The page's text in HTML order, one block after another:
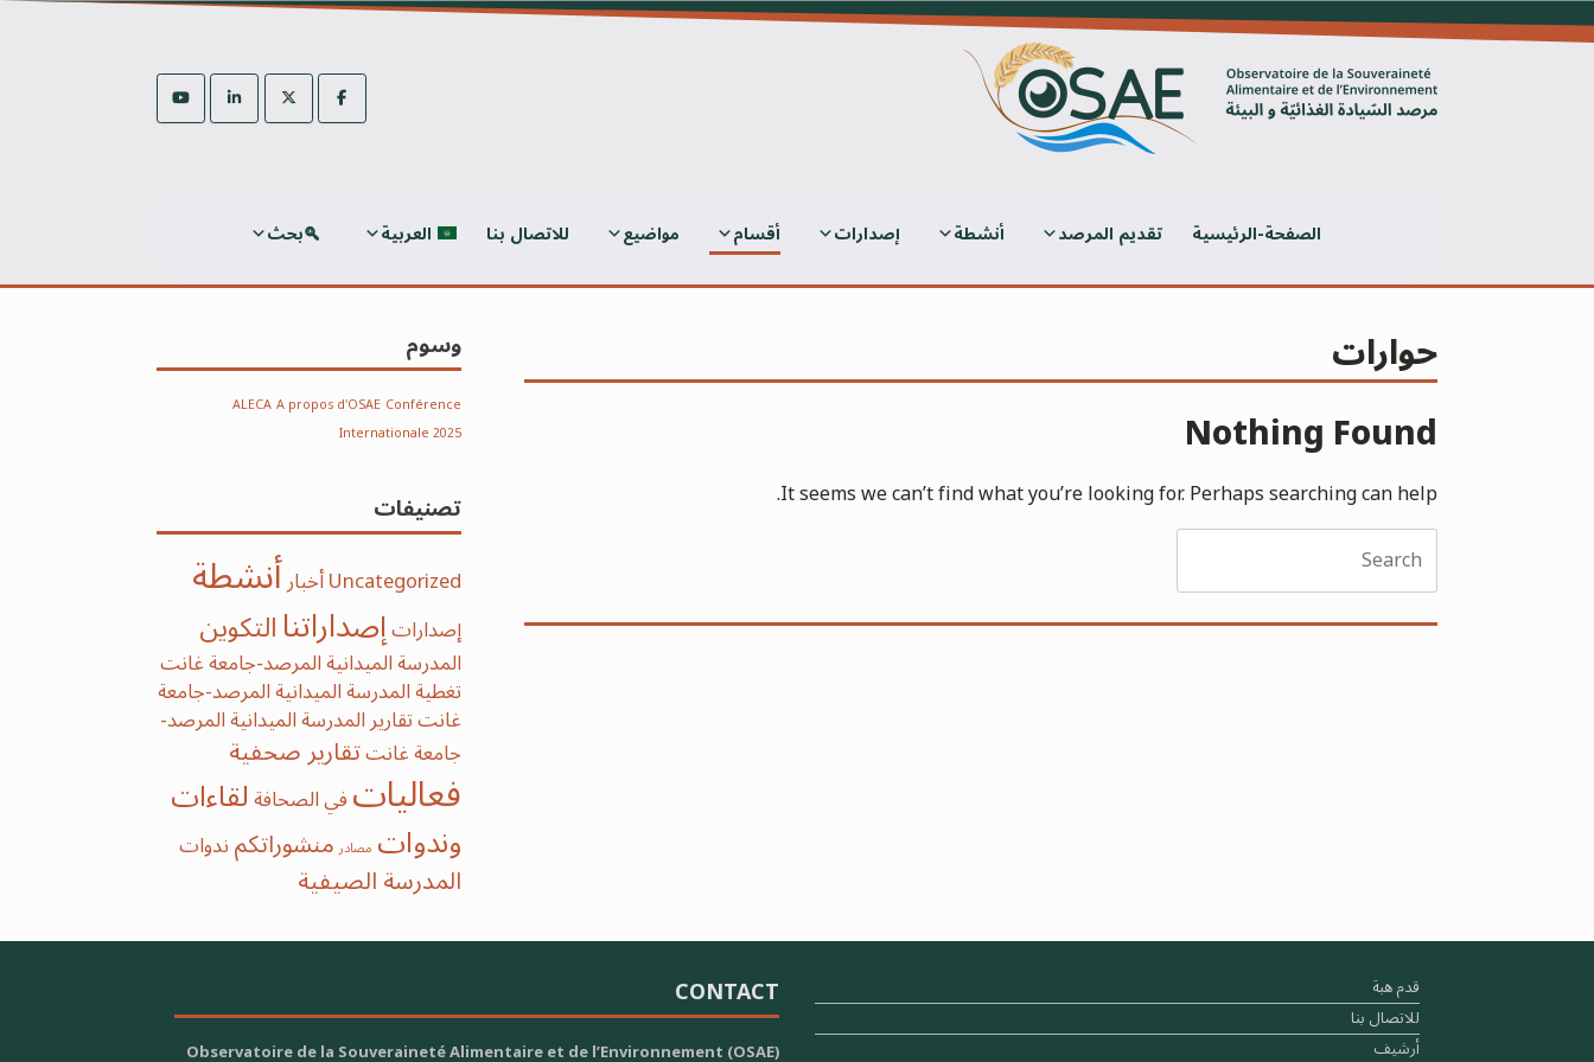
Skip
to
الصفحة-الرئيسية تقديم المرصد أنشطة إصدارات أقسام مواضيع للاتصال بنا العربية بحث
حوارات
Nothing Found
It seems we can’t find what you’re looking for. Perhaps searching can help.
Search
for:
وسوم
ALECAA propos d'OSAE Conférence
Internationale 2025
تصنيفات
Uncategorizedأخبارأنشطة
إصداراتإصداراتناالتكوين
المدرسة الميدانية المرصد-جامعة غانت
تغطية المدرسة الميدانية المرصد-جامعة
غانتتقارير المدرسة الميدانية المرصد-
جامعة غانتتقارير صحفية
فعالياتفي الصحافةلقاءات
وندوات مصادر منشوراتكمندوات
‫‫المدرسة‬ الصيفية‬
قدم هبة
للاتصال بنا
أرشيف
CONTACT
Observatoire de la Souveraineté Alimentaire et de l’Environnement (OSAE)